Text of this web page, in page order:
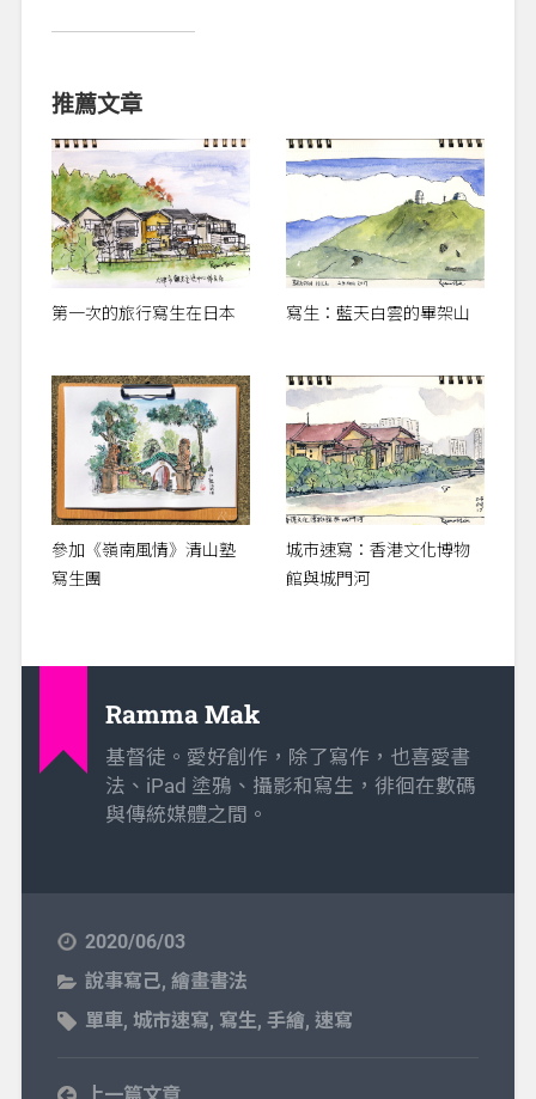
推薦文章
第一次的旅行寫生在日本 寫生：藍天白雲的畢架山
參加《嶺南風情》清山塾
寫生團
城市速寫：香港文化博物
館與城門河
Ramma Mak
基督徒。愛好創作，除了寫作，也喜愛書
法、iPad 塗鴉、攝影和寫生，徘徊在數碼
與傳統媒體之間。
2020/06/03
說事寫己, 繪畫書法
單車, 城市速寫, 寫生, 手繪, 速寫
上一篇文章